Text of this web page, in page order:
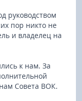
руководством
пор никто не
и владелец на
к нам. За
Совета ВОК.